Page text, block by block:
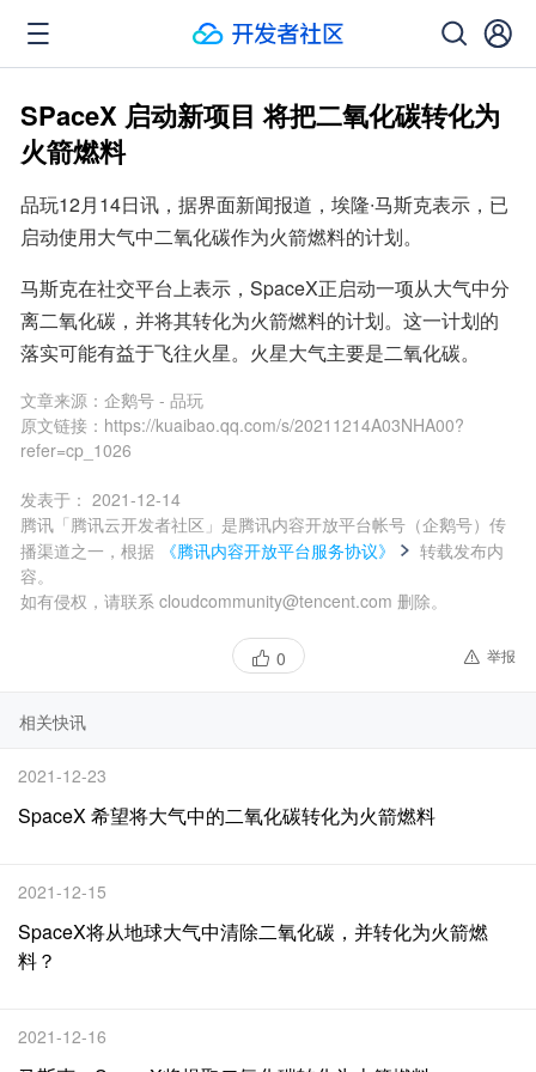
SPaceX 启动新项目 将把二氧化碳转化为
火箭燃料
品玩12月14日讯，据界面新闻报道，埃隆∙马斯克表示，已
启动使用大气中二氧化碳作为火箭燃料的计划。
马斯克在社交平台上表示，SpaceX正启动一项从大气中分
离二氧化碳，并将其转化为火箭燃料的计划。这一计划的
落实可能有益于飞往火星。火星大气主要是二氧化碳。
文章来源： 企鹅号 - 品玩
原文链接： https://kuaibao.qq.com/s/20211214A03NHA00?
refer=cp_1026
发表于： 2021-12-14
腾讯「腾讯云开发者社区」是腾讯内容开放平台帐号（企鹅号）传
播渠道之一，根据
《腾讯内容开放平台服务协议》
转载发布内
容。
如有侵权，请联系 cloudcommunity@tencent.com 删除。
0 举报
相关快讯
2021-12-23
SpaceX 希望将大气中的二氧化碳转化为火箭燃料
2021-12-15
SpaceX将从地球大气中清除二氧化碳，并转化为火箭燃
料？
2021-12-16